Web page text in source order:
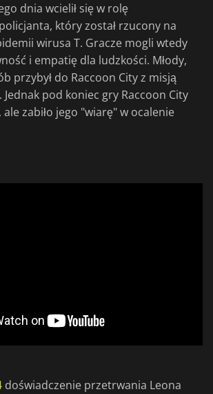
dnia wcielił się w rolę
który został rzucony na
wirusa T. Gracze mogli wtedy
i empatię dla ludzkości. Młody,
przybył do Raccoon City z misją
Jednak pod koniec gry Raccoon City
ale zabiło jego "wiarę" w ocalenie
doświadczenie przetrwania Leona